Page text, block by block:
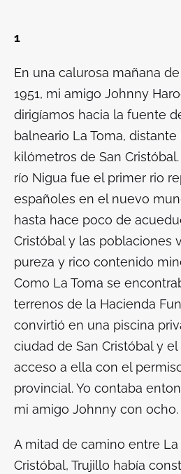
1
En una calurosa mañana
1951, mi amigo Johnny
dirigíamos hacia la fuente
balneario La Toma, distante
kilómetros de San
río Nigua fue el primer rio
españoles en el nuevo
hasta hace poco de
Cristóbal y las poblaciones
pureza y rico contenido
Como La Toma se
terrenos de la Hacienda
convirtió en una piscina
ciudad de San Cristóbal y
acceso a ella con el
provincial. Yo contaba
mi amigo Johnny con ocho.
A mitad de camino entre La
Cristóbal, Trujillo había